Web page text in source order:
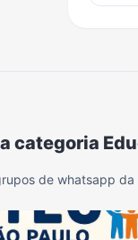
categoria
de whatsapp